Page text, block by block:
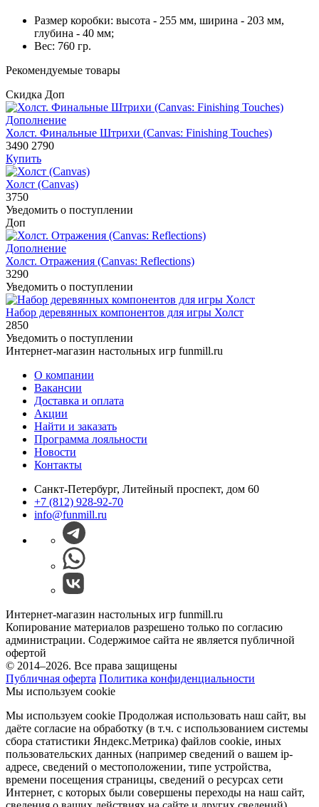
Размер коробки: высота - 255 мм, ширина - 203 мм,
глубина - 40 мм;
Вес: 760 гр.
Рекомендуемые товары
Скидка Доп
Дополнение
Холст. Финальные Штрихи (Canvas: Finishing Touches)
3490 2790
Купить
Холст (Canvas)
3750
Уведомить о поступлении
Доп
Дополнение
Холст. Отражения (Canvas: Reflections)
3290
Уведомить о поступлении
Набор деревянных компонентов для игры Холст
2850
Уведомить о поступлении
Интернет-магазин настольных игр funmill.ru
О компании
Вакансии
Доставка и оплата
Акции
Найти и заказать
Программа лояльности
Новости
Контакты
Санкт-Петербург, Литейный проспект, дом 60
+7 (812) 928-92-70
info@funmill.ru
Интернет-магазин настольных игр funmill.ru
Копирование материалов разрешено только по согласию
администрации. Содержимое сайта не является публичной
офертой
© 2014–2026. Все права защищены
Публичная оферта Политика конфиденциальности
Мы используем cookie
Мы используем cookie Продолжая использовать наш cайт, вы
даёте согласие на обработку (в т.ч. с использованием системы
сбора статистики Яндекс.Метрика) файлов cookie, иных
пользовательских данных (например сведений о вашем ip-
адресе, сведений о местоположении, типе устройства,
времени посещения страницы, сведений о ресурсах сети
Интернет, с которых были совершены переходы на наш сайт,